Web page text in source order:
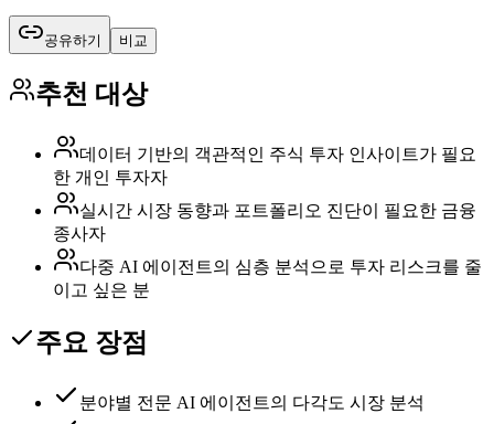
공유하기 비교
추천 대상
데이터 기반의 객관적인 주식 투자 인사이트가 필요
한 개인 투자자
실시간 시장 동향과 포트폴리오 진단이 필요한 금융
종사자
다중 AI 에이전트의 심층 분석으로 투자 리스크를 줄
이고 싶은 분
주요 장점
분야별 전문 AI 에이전트의 다각도 시장 분석